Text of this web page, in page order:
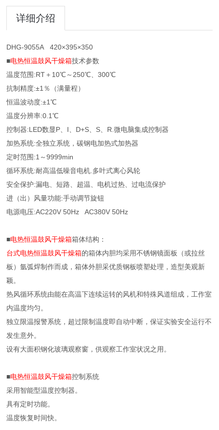
详细介绍
DHG-9055A 420×395×350
■电热恒温鼓风干燥箱技术参数
温度范围:RT＋10℃～250℃、300℃
抗制精度:±1％（满量程）
恒温波动度:±1℃
温度分辨率:0.1℃
控制器:LED数显P、I、D+S、S、R.微电脑集成控制器
加热系统:全独立系统，碳钢电加热式加热器
定时范围:1～9999min
循环系统:耐高温低噪音电机.多叶式离心风轮
安全保护:漏电、短路、超温、电机过热、过电流保护
进（出）风量功能:手动调节旋钮
电源电压:AC220V 50Hz AC380V 50Hz
■电热恒温鼓风干燥箱箱体结构：
台式电热恒温鼓风干燥箱的箱体内胆均采用不锈钢镜面板（或拉丝
板）氩弧焊制作而成，箱体外胆采优质钢板喷塑处理，造型美观新
颖。
热风循环系统由能在高温下连续运转的风机和特殊风道组成，工作室
内温度均匀。
独立限温报警系统，超过限制温度即自动中断，保证实验安全运行不
发生意外。
设有大面积钢化玻璃观察窗，供观察工作室状况之用。
■电热恒温鼓风干燥箱控制系统
采用智能型温度控制器。
具有定时功能。
温度恢复时间快。